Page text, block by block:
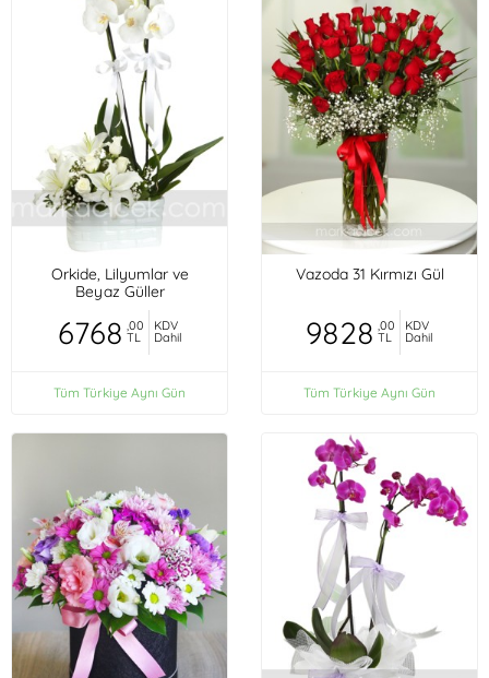
Orkide, Lilyumlar ve
Beyaz Güller
6768 ,00
TL
KDV
Dahil
Tüm Türkiye Aynı Gün
Vazoda 31 Kırmızı Gül
9828 ,00
TL
KDV
Dahil
Tüm Türkiye Aynı Gün